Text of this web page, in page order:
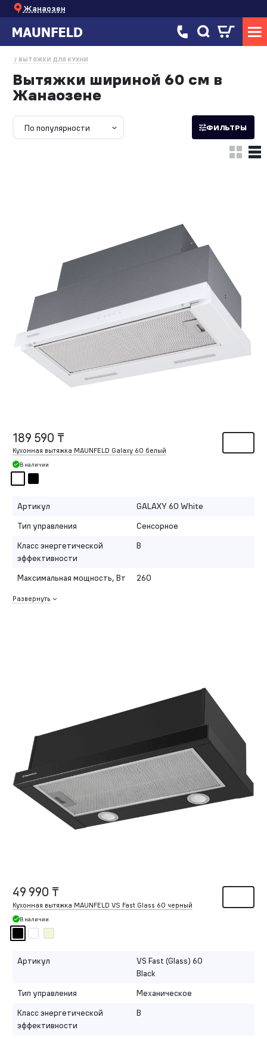
Жанаозен
ВЫТЯЖКИ ДЛЯ КУХНИ
Вытяжки шириной 60 см в
Жанаозене
По популярности ФИЛЬТРЫ
189 590 ₸
Кухонная вытяжка MAUNFELD Galaxy 60 белый
В наличии
Артикул
GALAXY 60 White
Тип управления
Сенсорное
Класс энергетической
эффективности
B
Максимальная мощность, Вт 260
Развернуть
49 990 ₸
Кухонная вытяжка MAUNFELD VS Fast Glass 60 черный
В наличии
Артикул
VS Fast (Glass) 60
Black
Тип управления
Механическое
Класс энергетической
эффективности
B